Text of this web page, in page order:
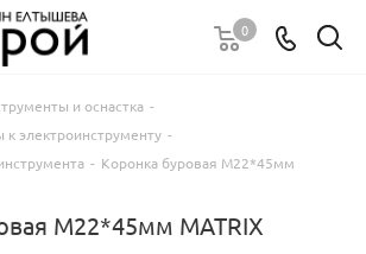
0
и оснастка -
электроинструменту -
- Коронка буровая М22*45мм
М22*45мм MATRIX